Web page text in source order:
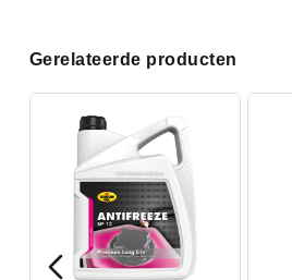
Gerelateerde producten